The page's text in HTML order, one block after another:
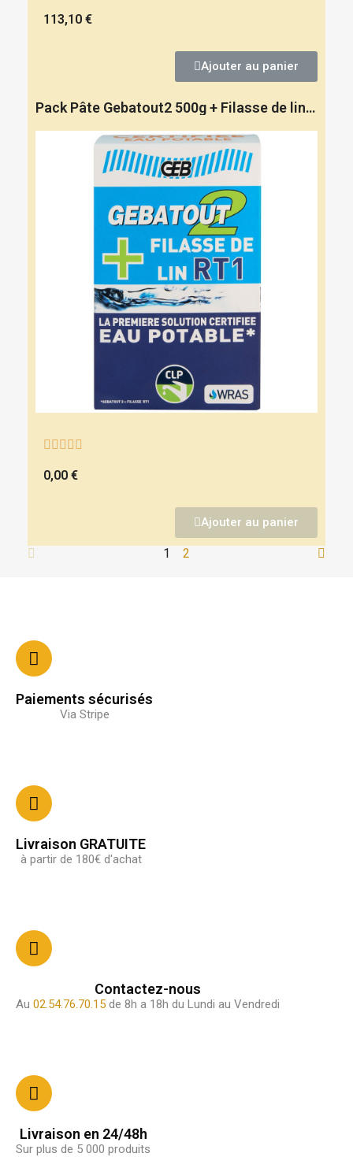
113,10 €
Ajouter au panier
Pack Pâte Gebatout2 500g + Filasse de lin peignée RT1 80g - GEB
    
0,00 €
Ajouter au panier
1 2
Paiements sécurisés
Via Stripe
Livraison GRATUITE
à partir de 180€ d'achat
Contactez-nous
Au 02.54.76.70.15 de 8h a 18h du Lundi au Vendredi
Livraison en 24/48h
Sur plus de 5 000 produits